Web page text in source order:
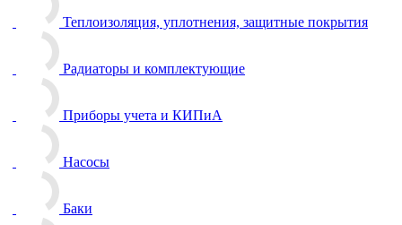
Теплоизоляция, уплотнения, защитные покрытия
Радиаторы и комплектующие
Приборы учета и КИПиА
Насосы
Баки